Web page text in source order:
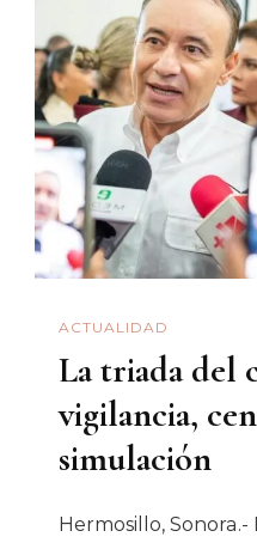
ACTUALIDAD
La triada del
vigilancia,
simulación
Hermosillo,